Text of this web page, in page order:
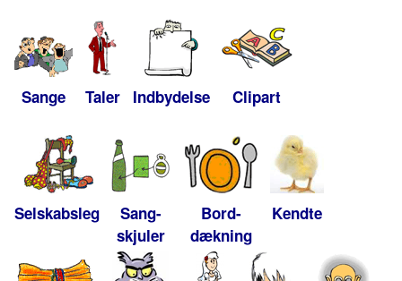
Sange Taler Indbydelse Clipart
Selskabsleg
Sang-
skjuler
Bord-
dækning
Kendte